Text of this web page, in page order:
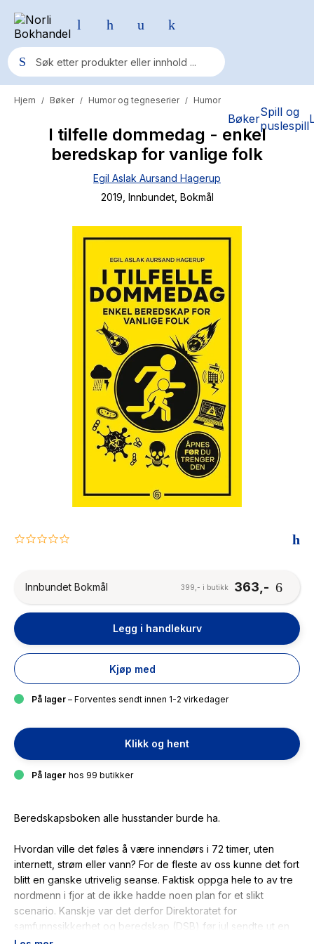
BøkerSpill og
puslespill
Populære søk
Pokemon
One piece
Fury Bound - Sable Sorensen
Elizabeth Strout
Hypopressiv trening
The Housemaid
Hjem / Bøker / Humor og tegneserier / Humor
I tilfelle dommedag - enkel
beredskap for vanlige folk
Egil Aslak Aursand Hagerup
2019 , Innbundet, Bokmål
0.0
Innbundet Bokmål
363,-
399,- i butikk
Legg i handlekurv
Kjøp med
På lager – Forventes sendt innen 1-2 virkedager
Klikk og hent
På lager hos 99 butikker
Beredskapsboken alle husstander burde ha.
Hvordan ville det føles å være innendørs i 72 timer, uten
internett, strøm eller vann? For de fleste av oss kunne det fort
blitt en ganske utrivelig seanse. Faktisk oppga hele to av tre
nordmenn i fjor at de ikke hadde noen plan for et slikt
scenario. Kanskje var det derfor Direktoratet for
samfunnssikkerhet og beredskap (DSB) før jul sendte ut en
brosjyre til alle husstander i landet. Der fikk vi beskjed om å